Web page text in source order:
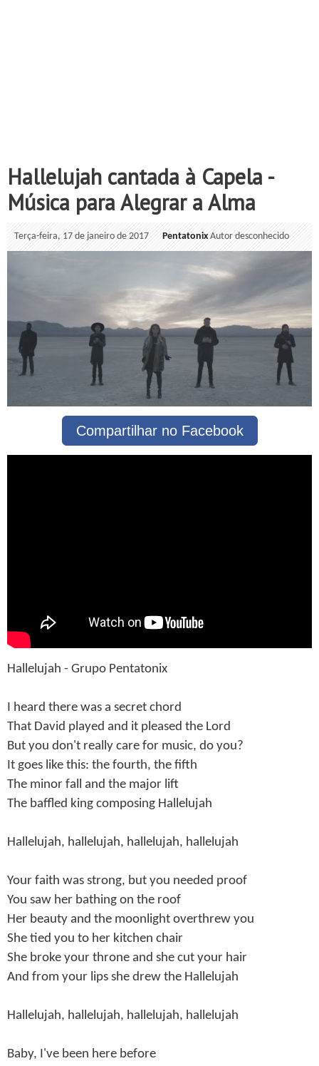
Hallelujah cantada à Capela -
Música para Alegrar a Alma
Terça-feira, 17 de janeiro de 2017 Pentatonix Autor desconhecido
Compartilhar no Facebook
Hallelujah - Grupo Pentatonix
I heard there was a secret chord
That David played and it pleased the Lord
But you don't really care for music, do you?
It goes like this: the fourth, the fifth
The minor fall and the major lift
The baffled king composing Hallelujah
Hallelujah, hallelujah, hallelujah, hallelujah
Your faith was strong, but you needed proof
You saw her bathing on the roof
Her beauty and the moonlight overthrew you
She tied you to her kitchen chair
She broke your throne and she cut your hair
And from your lips she drew the Hallelujah
Hallelujah, hallelujah, hallelujah, hallelujah
Baby, I've been here before